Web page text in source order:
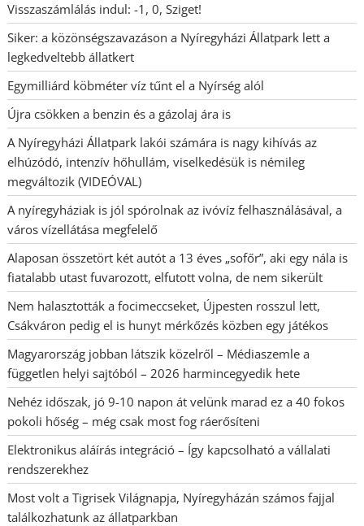
Visszaszámlálás indul: -1, 0, Sziget!
Siker: a közönségszavazáson a Nyíregyházi Állatpark lett a
legkedveltebb állatkert
Egymilliárd köbméter víz tűnt el a Nyírség alól
Újra csökken a benzin és a gázolaj ára is
A Nyíregyházi Állatpark lakói számára is nagy kihívás az
elhúzódó, intenzív hőhullám, viselkedésük is némileg
megváltozik (VIDEÓVAL)
A nyíregyháziak is jól spórolnak az ivóvíz felhasználásával, a
város vízellátása megfelelő
Alaposan összetört két autót a 13 éves „sofőr”, aki egy nála is
fiatalabb utast fuvarozott, elfutott volna, de nem sikerült
Nem halasztották a focimeccseket, Újpesten rosszul lett,
Csákváron pedig el is hunyt mérkőzés közben egy játékos
Magyarország jobban látszik közelről – Médiaszemle a
független helyi sajtóból – 2026 harmincegyedik hete
Nehéz időszak, jó 9-10 napon át velünk marad ez a 40 fokos
pokoli hőség – még csak most fog ráerősíteni
Elektronikus aláírás integráció – Így kapcsolható a vállalati
rendszerekhez
Most volt a Tigrisek Világnapja, Nyíregyházán számos fajjal
találkozhatunk az állatparkban